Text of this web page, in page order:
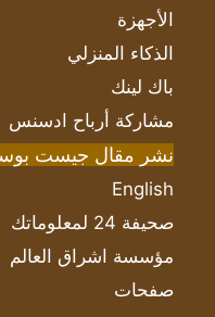
الأجهزة
الذكاء المنزلي
باك لينك
مشاركة أرباح ادسنس
نشر مقال جيست
English
صحيفة 24 لمعلوماتك
مؤسسة اشراق العالم
صفحات